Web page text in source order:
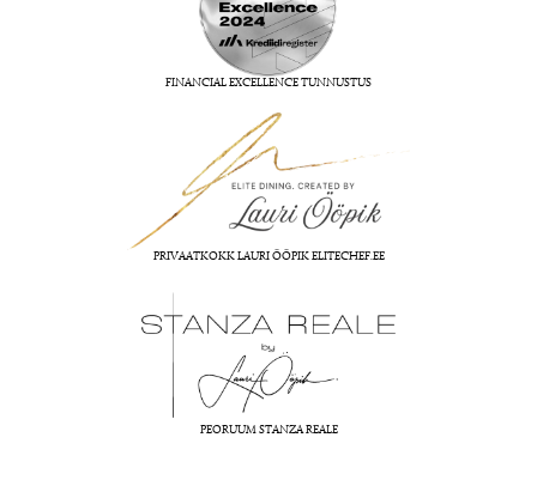
FINANCIAL EXCELLENCE TUNNUSTUS
PRIVAATKOKK LAURI ÖÖPIK ELITECHEF.EE​
PEORUUM STANZA REALE